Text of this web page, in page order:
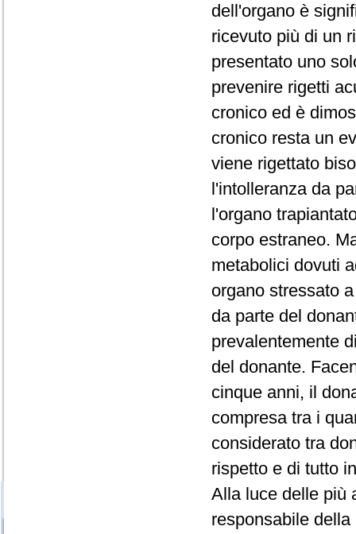
dell'organo è
ricevuto più di un
presentato uno
prevenire rigetti
cronico ed è
cronico resta un
viene rigettato
l'intolleranza da
l'organo
corpo estraneo.
metabolici dovuti
organo stressato
da parte del
prevalentemente
del donante.
cinque anni, il
compresa tra i
considerato tra
rispetto e di tutto
Alla luce delle più
responsabile